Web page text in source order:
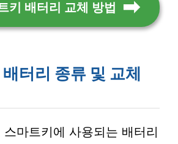
키 배터리 교체 방법
터리 종류 및 교체
마트키에 사용되는 배터리